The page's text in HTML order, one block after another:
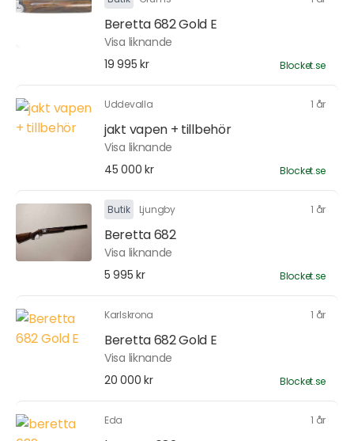
Beretta 682 Gold E
Visa liknande
19 995 kr
Blocket.se
Uddevalla 1 år
jakt vapen + tillbehör
Visa liknande
45 000 kr
Blocket.se
Butik Ljungby 1 år
Beretta 682
Visa liknande
5 995 kr
Blocket.se
Karlskrona 1 år
Beretta 682 Gold E
Visa liknande
20 000 kr
Blocket.se
Eda 1 år